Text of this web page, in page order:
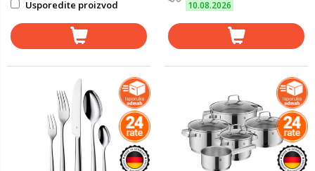
Usporedite proizvod 10.08.2026